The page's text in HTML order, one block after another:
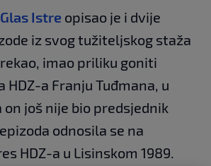
Glas Istre opisao je i dvije
iz svog tužiteljskog staža
imao priliku goniti
a Franju Tuđmana, u
još nije bio predsjednik
odnosila se na
HDZ-a u Lisinskom 1989.